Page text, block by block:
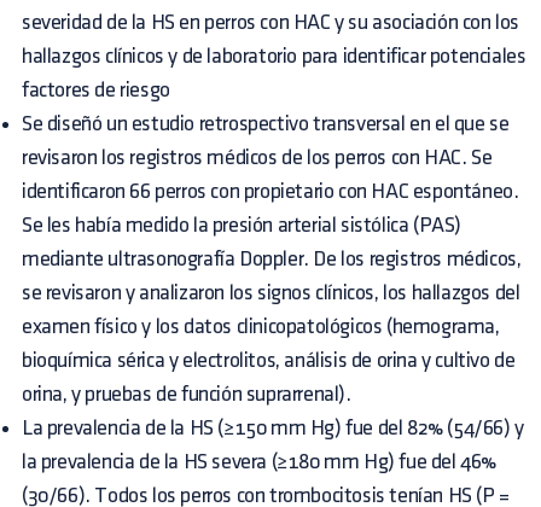
severidad de la HS en perros con HAC y su asociación con los
hallazgos clínicos y de laboratorio para identificar potenciales
factores de riesgo
Se diseñó un estudio retrospectivo transversal en el que se
revisaron los registros médicos de los perros con HAC. Se
identificaron 66 perros con propietario con HAC espontáneo.
Se les había medido la presión arterial sistólica (PAS)
mediante ultrasonografía Doppler. De los registros médicos,
se revisaron y analizaron los signos clínicos, los hallazgos del
examen físico y los datos clinicopatológicos (hemograma,
bioquímica sérica y electrolitos, análisis de orina y cultivo de
orina, y pruebas de función suprarrenal).
La prevalencia de la HS (≥150 mm Hg) fue del 82% (54/66) y
la prevalencia de la HS severa (≥180 mm Hg) fue del 46%
(30/66). Todos los perros con trombocitosis tenían HS (P =